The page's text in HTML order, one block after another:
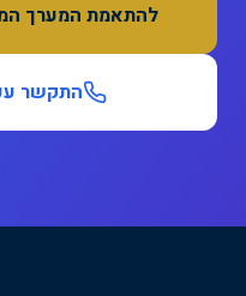
להתאמת המערך
התקשר עכשיו: